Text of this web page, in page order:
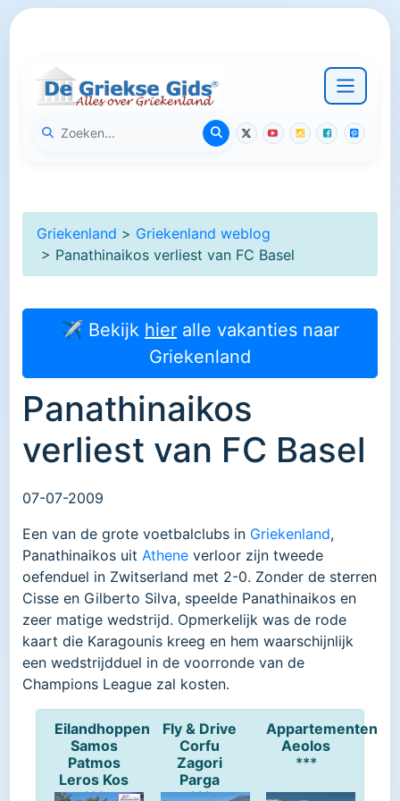
Griekenland > Griekenland weblog
> Panathinaikos verliest van FC Basel
✈ Bekijk hier alle vakanties naar
Griekenland
Panathinaikos
verliest van FC Basel
07-07-2009
Een van de grote voetbalclubs in Griekenland,
Panathinaikos uit Athene verloor zijn tweede
oefenduel in Zwitserland met 2-0. Zonder de sterren
Cisse en Gilberto Silva, speelde Panathinaikos en
zeer matige wedstrijd. Opmerkelijk was de rode
kaart die Karagounis kreeg en hem waarschijnlijk
een wedstrijdduel in de voorronde van de
Champions League zal kosten.